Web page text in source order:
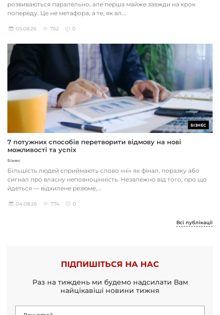
розвиваються паралельно, але перша майже завжди на крок
попереду. Це не метафора, а те, як вл...
05.08.26 752 0
БІЗНЕС
7 потужних способів перетворити відмову на нові
можливості та успіх
Бізнес
Більшість людей сприймають слово «ні» як фінал, поразку або
сигнал про власну неповноцінність. Незалежно від того, про що
йдеться — відхилене резюме,...
04.08.26 774 0
Всі публікації
ПІДПИШІТЬСЯ НА НАС
Раз на тиждень ми будемо надсилати Вам
найцікавіші новини тижня